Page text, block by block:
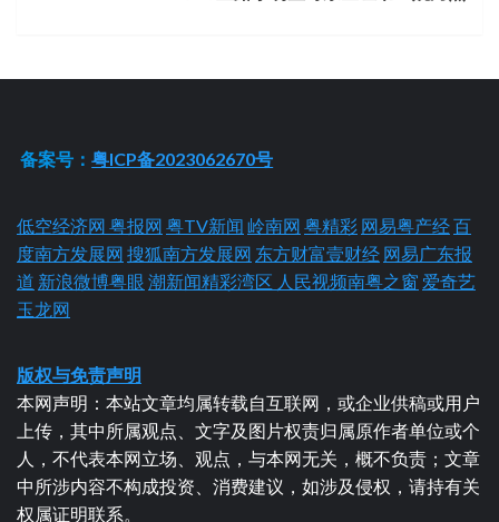
备案号：粤ICP备2023062670号
低空经济网 粤报网 粤TV新闻 岭南网 粤精彩 网易粤产经百
度南方发展网 搜狐南方发展网 东方财富壹财经 网易广东报
道 新浪微博粤眼 潮新闻精彩湾区 人民视频南粤之窗 爱奇艺
玉龙网
版权与免责声明
本网声明：本站文章均属转载自互联网，或企业供稿或用户
上传，其中所属观点、文字及图片权责归属原作者单位或个
人，不代表本网立场、观点，与本网无关，概不负责；文章
中所涉内容不构成投资、消费建议，如涉及侵权，请持有关
权属证明联系。